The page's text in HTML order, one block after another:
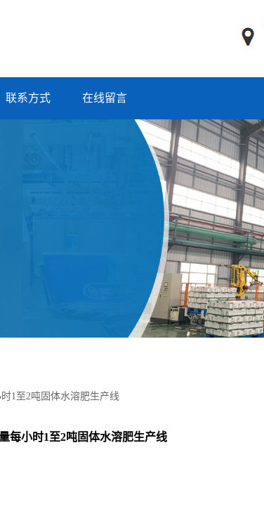
联系方式 在线留言
1至2吨固体水溶肥生产线
每小时1至2吨固体水溶肥生产线